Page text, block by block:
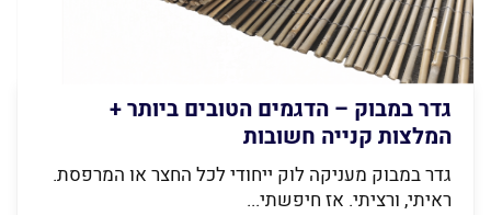
גדר במבוק – הדגמים הטובים ביותר +
המלצות קנייה חשובות
גדר במבוק מעניקה לוק ייחודי לכל החצר או המרפסת.
ראיתי, ורציתי. אז חיפשתי...